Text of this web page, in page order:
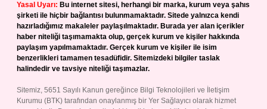
Yasal Uyarı: Bu internet sitesi, herhangi bir marka, kurum veya şahıs
şirketi ile hiçbir bağlantısı bulunmamaktadır. Sitede yalnızca kendi
hazırladığımız makaleler paylaşılmaktadır. Burada yer alan içerikler
haber niteliği taşımamakta olup, gerçek kurum ve kişiler hakkında
paylaşım yapılmamaktadır. Gerçek kurum ve kişiler ile isim
benzerlikleri tamamen tesadüfidir. Sitemizdeki bilgiler taslak
halindedir ve tavsiye niteliği taşımazlar.
Sitemiz, 5651 Sayılı Kanun gereğince Bilgi Teknolojileri ve İletişim
Kurumu (BTK) tarafından onaylanmış bir Yer Sağlayıcı olarak hizmet